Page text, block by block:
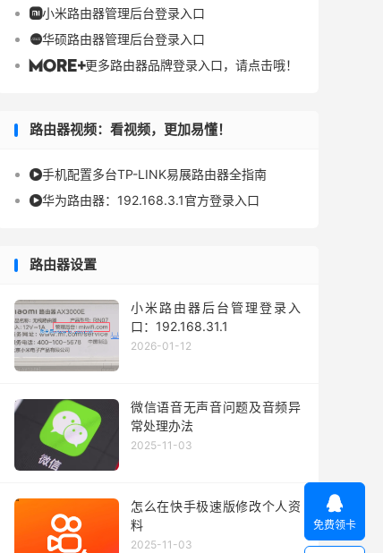
小米路由器管理后台登录入口
华硕路由器管理后台登录入口
更多路由器品牌登录入口，请点击哦！
路由器视频：看视频，更加易懂！
手机配置多台TP-LINK易展路由器全指南
华为路由器：192.168.3.1官方登录入口
路由器设置
小米路由器后台管理登录入
口：192.168.31.1
2026-01-12
微信语音无声音问题及音频异
常处理办法
2025-11-03
怎么在快手极速版修改个人资
料
2025-11-03

免费领卡